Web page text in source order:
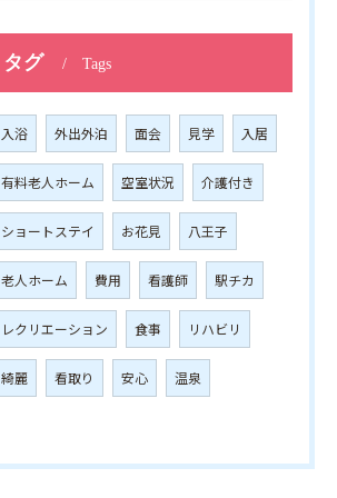
タグ Tags
入浴 外出外泊 面会 見学 入居
有料老人ホーム 空室状況 介護付き
ショートステイ お花見 八王子
老人ホーム 費用 看護師 駅チカ
レクリエーション 食事 リハビリ
綺麗 看取り 安心 温泉